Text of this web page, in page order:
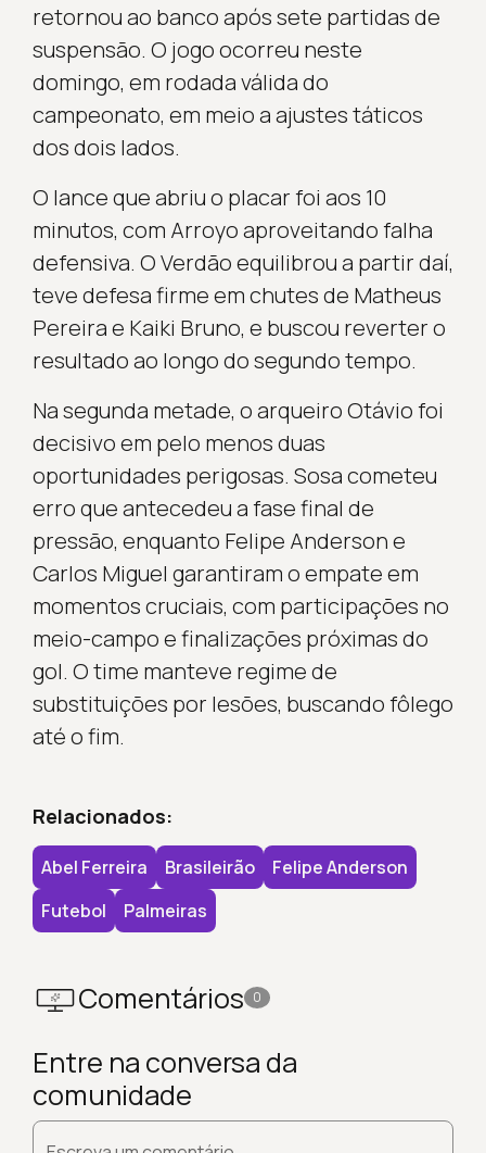
retornou ao banco após sete partidas de
suspensão. O jogo ocorreu neste
domingo, em rodada válida do
campeonato, em meio a ajustes táticos
dos dois lados.
O lance que abriu o placar foi aos 10
minutos, com Arroyo aproveitando falha
defensiva. O Verdão equilibrou a partir daí,
teve defesa firme em chutes de Matheus
Pereira e Kaiki Bruno, e buscou reverter o
resultado ao longo do segundo tempo.
Na segunda metade, o arqueiro Otávio foi
decisivo em pelo menos duas
oportunidades perigosas. Sosa cometeu
erro que antecedeu a fase final de
pressão, enquanto Felipe Anderson e
Carlos Miguel garantiram o empate em
momentos cruciais, com participações no
meio-campo e finalizações próximas do
gol. O time manteve regime de
substituições por lesões, buscando fôlego
até o fim.
Relacionados:
Abel Ferreira Brasileirão
Felipe Anderson
Futebol
Palmeiras
Comentários 0
Entre na conversa da
comunidade